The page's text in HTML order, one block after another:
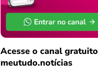
Acesse o canal gratuito
meutudo.notícias